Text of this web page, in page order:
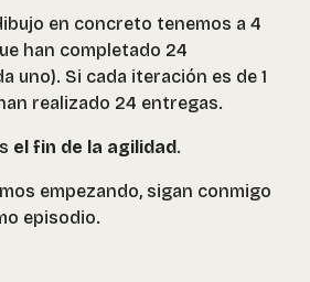
en concreto tenemos a 4
han completado 24
uno). Si cada iteración es de 1
realizado 24 entregas.
el fin de la agilidad.
empezando, sigan conmigo
episodio.